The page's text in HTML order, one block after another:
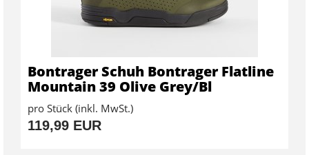
Bontrager Schuh Bontrager Flatline
Mountain 39 Olive Grey/Bl
pro Stück (inkl. MwSt.)
119,99 EUR